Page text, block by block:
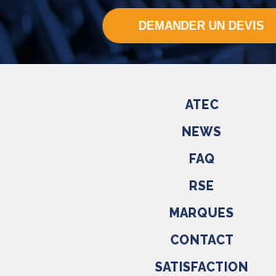
DEMANDER UN DEVIS
ATEC
NEWS
FAQ
RSE
MARQUES
CONTACT
SATISFACTION